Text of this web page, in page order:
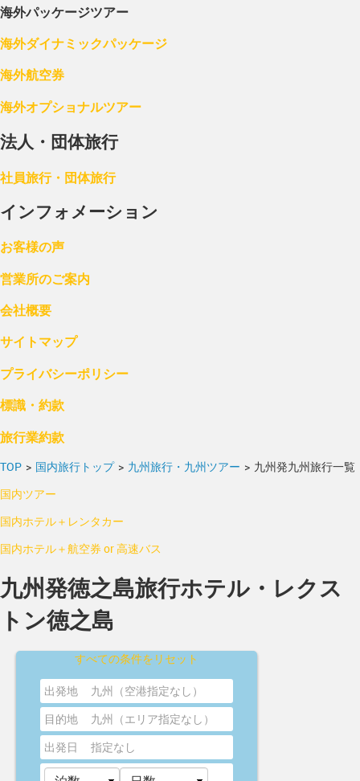
海外パッケージツアー
海外ダイナミックパッケージ
海外航空券
海外オプショナルツアー
法人・団体旅行
社員旅行・団体旅行
インフォメーション
お客様の声
営業所のご案内
会社概要
サイトマップ
プライバシーポリシー
標識・約款
旅行業約款
TOP > 国内旅行トップ > 九州旅行・九州ツアー > 九州発九州旅行一覧
国内ツアー
国内ホテル＋レンタカー
国内ホテル＋航空券 or 高速バス
九州発徳之島旅行ホテル・レクス
トン徳之島
すべての条件をリセット
出発地
九州（空港指定なし）
目的地
九州（エリア指定なし）
出発日
指定なし